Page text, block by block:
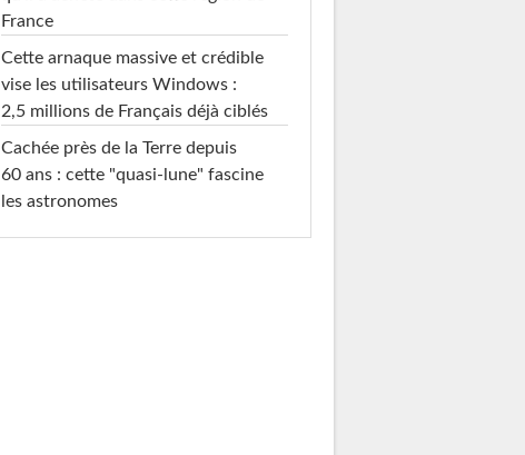
France
Cette arnaque massive et crédible
vise les utilisateurs Windows :
2,5 millions de Français déjà ciblés
Cachée près de la Terre depuis
60 ans : cette "quasi-lune" fascine
les astronomes